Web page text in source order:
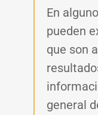
En
pueden
que son
general